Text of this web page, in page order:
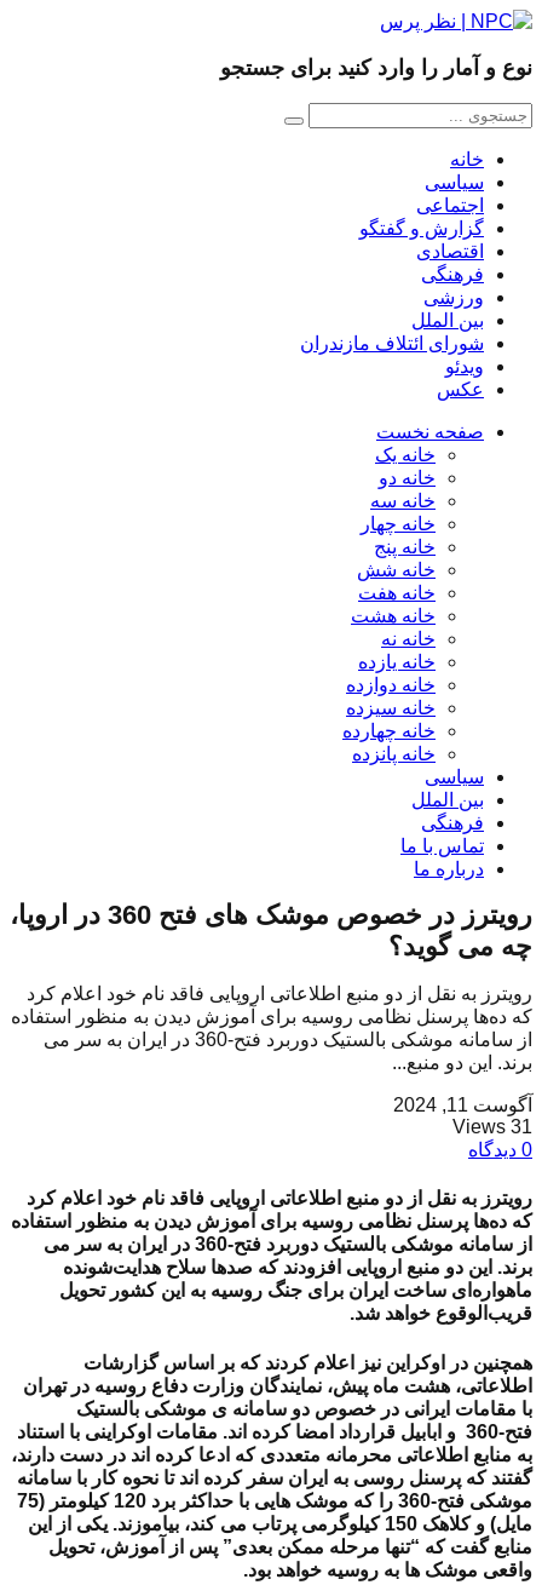
نوع و آمار را وارد کنید برای جستجو
خانه
سیاسی
اجتماعی
گزارش و گفتگو
اقتصادی
فرهنگی
ورزشی
بین الملل
شورای ائتلاف مازندران
ویدئو
عکس
صفحه نخست
خانه یک
خانه دو
خانه سه
خانه چهار
خانه پنج
خانه شش
خانه هفت
خانه هشت
خانه نه
خانه یازده
خانه دوازده
خانه سیزده
خانه چهارده
خانه پانزده
سیاسی
بین الملل
فرهنگی
تماس با ما
درباره ما
رویترز در خصوص موشک های فتح 360 در اروپا،
چه می گوید؟
رویترز به نقل از دو منبع اطلاعاتی اروپایی فاقد نام خود اعلام کرد
که ده‌ها پرسنل نظامی روسیه برای آموزش دیدن به منظور استفاده
از سامانه موشکی بالستیک دوربرد فتح-360 در ایران به سر می
برند. این دو منبع...
آگوست 11, 2024
31 Views
0 دیدگاه
رویترز به نقل از دو منبع اطلاعاتی اروپایی فاقد نام خود اعلام کرد
که ده‌ها پرسنل نظامی روسیه برای آموزش دیدن به منظور استفاده
از سامانه موشکی بالستیک دوربرد فتح-360
در ایران به سر می
برند. این دو منبع اروپایی افزودند که صدها سلاح هدایت‌شونده
ماهواره‌ای ساخت ایران برای جنگ روسیه به این کشور تحویل
قریب‌الوقوع خواهد شد.
همچنین در اوکراین نیز اعلام کردند که بر اساس گزارشات
اطلاعاتی، هشت ماه پیش، نمایندگان وزارت دفاع روسیه در تهران
با مقامات ایرانی در خصوص دو سامانه ی موشکی بالستیک
فتح-360 و ابابیل قرارداد امضا کرده اند. مقامات اوکراینی با استناد
به منابع اطلاعاتی محرمانه متعددی که ادعا کرده اند در دست دارند،
گفتند که پرسنل روسی به ایران سفر کرده اند تا نحوه کار با سامانه
موشکی فتح-360 را که موشک هایی با حداکثر برد 120 کیلومتر (75
مایل) و کلاهک 150 کیلوگرمی پرتاب می کند، بیاموزند. یکی از این
منابع گفت که “تنها مرحله ممکن بعدی” پس از آموزش، تحویل
واقعی موشک ها به روسیه خواهد بود.